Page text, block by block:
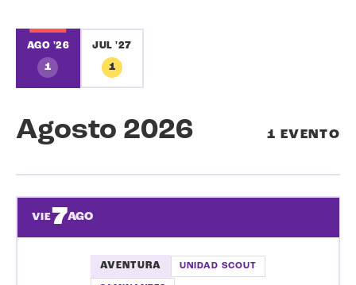
AGO '26
1
JUL '27
1
Agosto 2026 1 EVENTO
VIE7AGO
AVENTURA UNIDAD SCOUT